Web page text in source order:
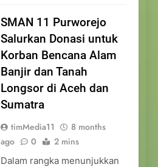
SMAN 11 Purworejo
Salurkan Donasi untuk
Korban Bencana Alam
Banjir dan Tanah
Longsor di Aceh dan
Sumatra
timMedia11
8 months
ago
0 2 mins
Dalam rangka menunjukkan